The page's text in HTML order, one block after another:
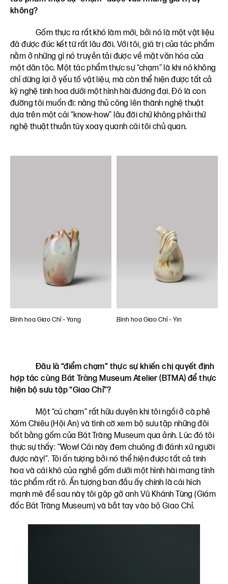
không?
Gốm thực ra rất khó làm mới, bởi nó là một vật liệu
đã được đúc kết từ rất lâu đời. Với tôi, giá trị của tác phẩm
nằm ở những gì nó truyền tải được về mặt văn hóa của
một dân tộc. Một tác phẩm thực sự “chạm” là khi nó không
chỉ dừng lại ở yếu tố vật liệu, mà còn thể hiện được tất cả
kỹ nghệ tinh hoa dưới một hình hài đương đại. Đó là con
đường tôi muốn đi: nâng thủ công lên thành nghệ thuật
dựa trên một cái “know-how” lâu đời chứ không phải thứ
nghệ thuật thuần túy xoay quanh cái tôi chủ quan.
Bình hoa Giao Chỉ – Yang Bình hoa Giao Chỉ – Yin
Đâu là “điểm chạm” thực sự khiến chị quyết định
hợp tác cùng Bát Tràng Museum Atelier (BTMA) để thực
hiện bộ sưu tập “Giao Chỉ”?
Một “cú chạm” rất hữu duyên khi tôi ngồi ở cà phê
Xóm Chiêu (Hội An) và tình cờ xem bộ sưu tập những đôi
bốt bằng gốm của Bát Tràng Museum qua ảnh. Lúc đó tôi
thực sự thấy: “Wow! Cái này đem chuông đi đánh xứ người
được này!”. Tôi ấn tượng bởi nó thể hiện được tất cả tinh
hoa và cái khó của nghề gốm dưới một hình hài mang tính
tác phẩm rất rõ. Ấn tượng ban đầu ấy chính là cái hích
mạnh mẽ để sau này tôi gặp gỡ anh Vũ Khánh Tùng (Giám
đốc Bát Tràng Museum) và bắt tay vào bộ Giao Chỉ.